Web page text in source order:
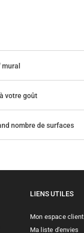
votre goût
nombre de surfaces
LIENS UTILES
Mon espace client
Ma liste d'envies